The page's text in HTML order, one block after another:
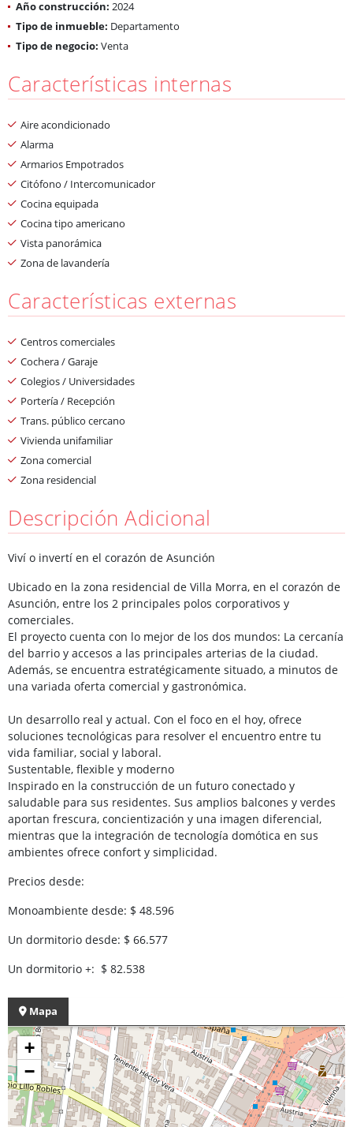
Año construcción: 2024
Tipo de inmueble: Departamento
Tipo de negocio: Venta
Características internas
Aire acondicionado
Alarma
Armarios Empotrados
Citófono / Intercomunicador
Cocina equipada
Cocina tipo americano
Vista panorámica
Zona de lavandería
Características externas
Centros comerciales
Cochera / Garaje
Colegios / Universidades
Portería / Recepción
Trans. público cercano
Vivienda unifamiliar
Zona comercial
Zona residencial
Descripción Adicional
Viví o invertí en el corazón de Asunción
Ubicado en la zona residencial de Villa Morra, en el corazón de
Asunción, entre los 2 principales polos corporativos y
comerciales.
El proyecto cuenta con lo mejor de los dos mundos: La cercanía
del barrio y accesos a las principales arterias de la ciudad.
Además, se encuentra estratégicamente situado, a minutos de
una variada oferta comercial y gastronómica.
Un desarrollo real y actual. Con el foco en el hoy, ofrece
soluciones tecnológicas para resolver el encuentro entre tu
vida familiar, social y laboral.
Sustentable, flexible y moderno
Inspirado en la construcción de un futuro conectado y
saludable para sus residentes. Sus amplios balcones y verdes
aportan frescura, concientización y una imagen diferencial,
mientras que la integración de tecnología domótica en sus
ambientes ofrece confort y simplicidad.
Precios desde:
Monoambiente desde: $ 48.596
Un dormitorio desde: $ 66.577
Un dormitorio +: $ 82.538
Mapa
+
−